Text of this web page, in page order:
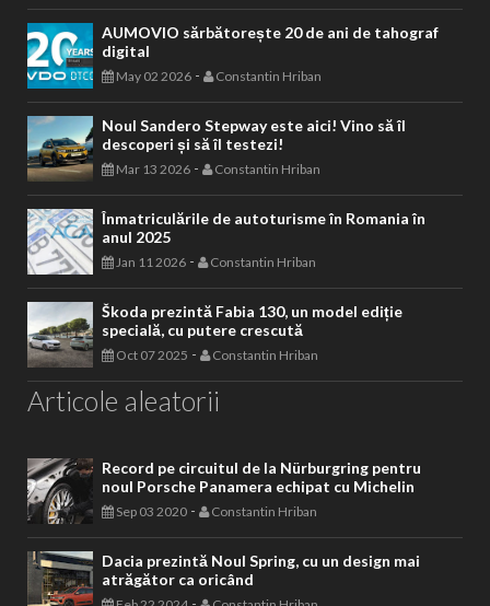
AUMOVIO sărbătorește 20 de ani de tahograf
digital
May 02 2026 - Constantin Hriban
Noul Sandero Stepway este aici! Vino să îl
descoperi și să îl testezi!
Mar 13 2026 - Constantin Hriban
Înmatriculările de autoturisme în Romania în
anul 2025
Jan 11 2026 - Constantin Hriban
Škoda prezintă Fabia 130, un model ediție
specială, cu putere crescută
Oct 07 2025 - Constantin Hriban
Articole aleatorii
Record pe circuitul de la Nürburgring pentru
noul Porsche Panamera echipat cu Michelin
Sep 03 2020 - Constantin Hriban
Dacia prezintă Noul Spring, cu un design mai
atrăgător ca oricând